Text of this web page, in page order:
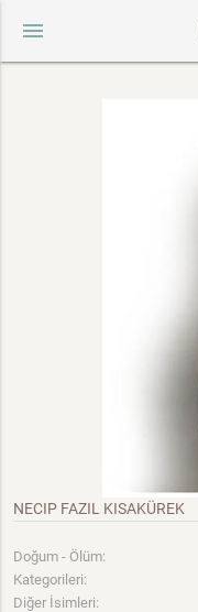
menu
NECIP FAZIL KISAKÜREK
Doğum - Ölüm:
Kategorileri:
Diğer İsimleri: